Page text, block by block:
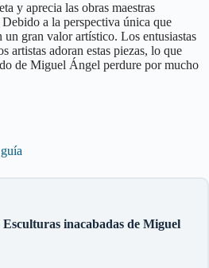
y aprecia las obras maestras
a la perspectiva única que
un gran valor artístico. Los entusiastas
artistas adoran estas piezas, lo que
de Miguel Ángel perdure por mucho
Esculturas inacabadas de Miguel